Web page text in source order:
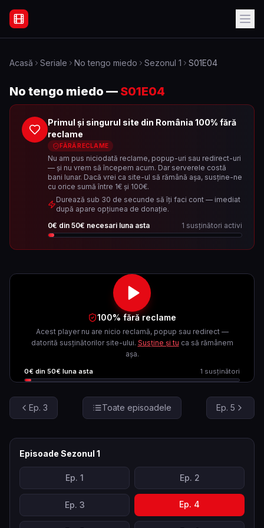
Filme Online Subtitrate - Acasă
Acasă Seriale No tengo miedo Sezonul 1 S01E04
No tengo miedo — S01E04
Primul și singurul site din România 100% fără
reclame
FĂRĂ RECLAME
Nu am pus niciodată reclame, popup-uri sau redirect-uri
— și nu vrem să începem acum. Dar serverele costă
bani lunar. Dacă vrei ca site-ul să rămână așa, susține-ne
cu orice sumă între 1€ și 100€.
Durează sub 30 de secunde să îți faci cont — imediat
după apare opțiunea de donație.
0€ din 50€ necesari luna asta 1 susținători activi
100% fără reclame
Acest player nu are nicio reclamă, popup sau redirect —
datorită susținătorilor site-ului. Susține și tu ca să rămânem
așa.
0€ din 50€ luna asta 1 susținători
Ep. 3 Toate episoadele Ep. 5
Episoade Sezonul 1
Ep. 1 Ep. 2
Ep. 3 Ep. 4